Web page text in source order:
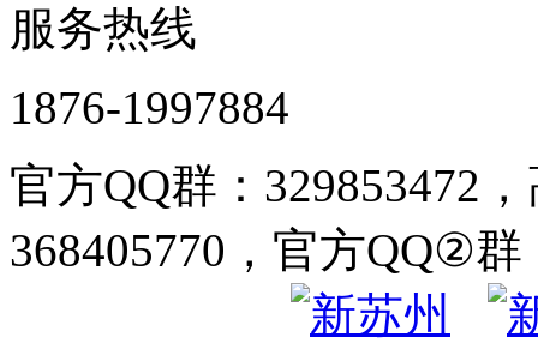
服务热线
1876-1997884
官方QQ群：329853472
368405770，官方QQ②群